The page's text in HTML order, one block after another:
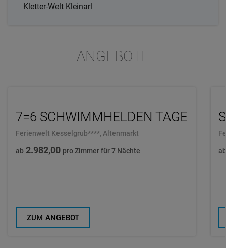
Kletter-Welt Kleinarl
ANGEBOTE
7=6 SCHWIMMHELDEN TAGE
Ferienwelt Kesselgrub****, Altenmarkt
ab 2.982,00 pro Zimmer für 7 Nächte
ZUM ANGEBOT
ab